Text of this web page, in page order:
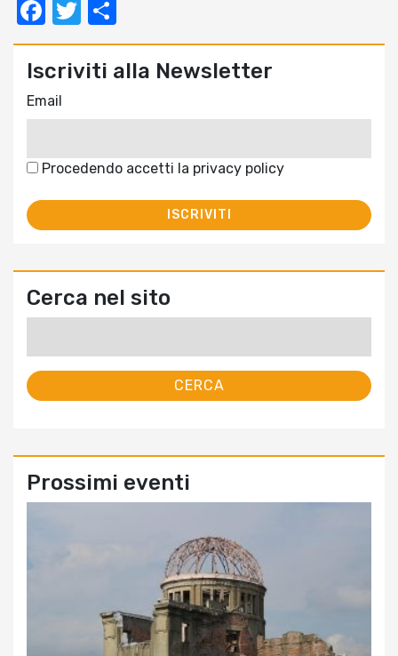
Facebook
Twitter
Iscriviti alla Newsletter
Email
Procedendo accetti la privacy policy
Cerca nel sito
Prossimi eventi